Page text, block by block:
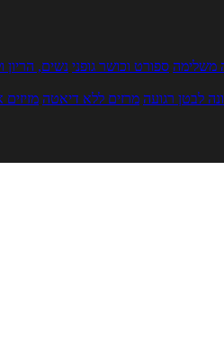
משלימה ספורט וכושר גופני נשים, הריון
לבטן רגועה מרזים ללא דיאטה